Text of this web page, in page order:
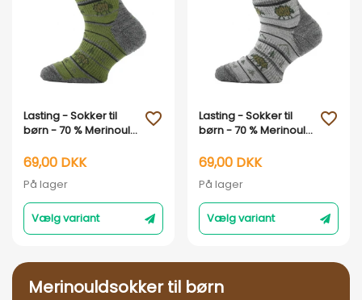
Vis her
Lasting - Sokker til
børn - 70 % Merinould
69,00 DKK
På lager
Vælg variant
favorite_outline
Vis her
Lasting - Sokker til
børn - 70 % Merinould
69,00 DKK
På lager
Vælg variant
favorite_outline
Merinouldsokker til børn